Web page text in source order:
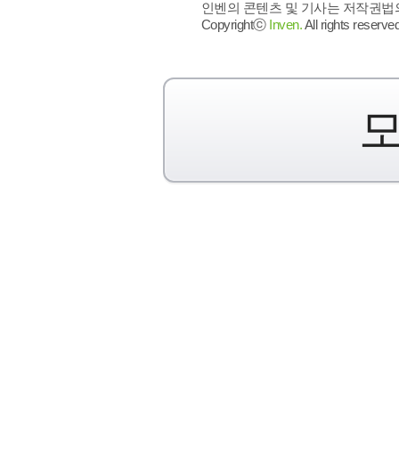
인벤의 콘텐츠 및 기사는 저작권
Copyrightⓒ Inven.All rights